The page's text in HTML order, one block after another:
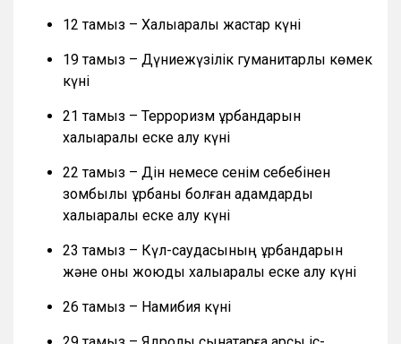
12 тамыз – Халықаралық жастар күні
19 тамыз – Дүниежүзілік гуманитарлық көмек
күні
21 тамыз – Терроризм құрбандарын
халықаралық еске алу күні
22 тамыз – Дін немесе сенім себебінен
зомбылық құрбаны болған адамдарды
халықаралық еске алу күні
23 тамыз – Күл-саудасының құрбандарын
және оны жоюды халықаралық еске алу күні
26 тамыз – Намибия күні